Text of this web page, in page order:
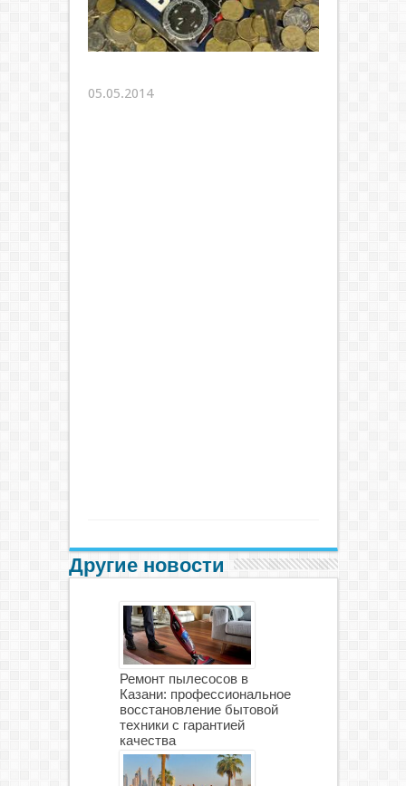
05.05.2014
Другие новости
Ремонт пылесосов в
Казани: профессиональное
восстановление бытовой
техники с гарантией
качества